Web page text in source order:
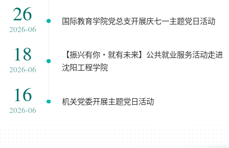
26
2026-06
国际教育学院党总支开展庆七一主题党日活动
18
2026-06
【振兴有你・就有未来】公共就业服务活动走进
沈阳工程学院
16
2026-06
机关党委开展主题党日活动